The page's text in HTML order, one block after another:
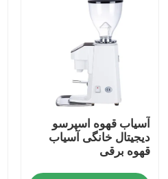
صفحه اصلی
آسیاب قهوه اسپرسو
دیجیتال خانگی آسیاب
قهوه برقی